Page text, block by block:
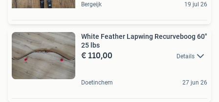
Bergeijk 19 jul 26
White Feather Lapwing Recurveboog 60"
25 lbs
€ 110,00 Details
Doetinchem 27 jun 26